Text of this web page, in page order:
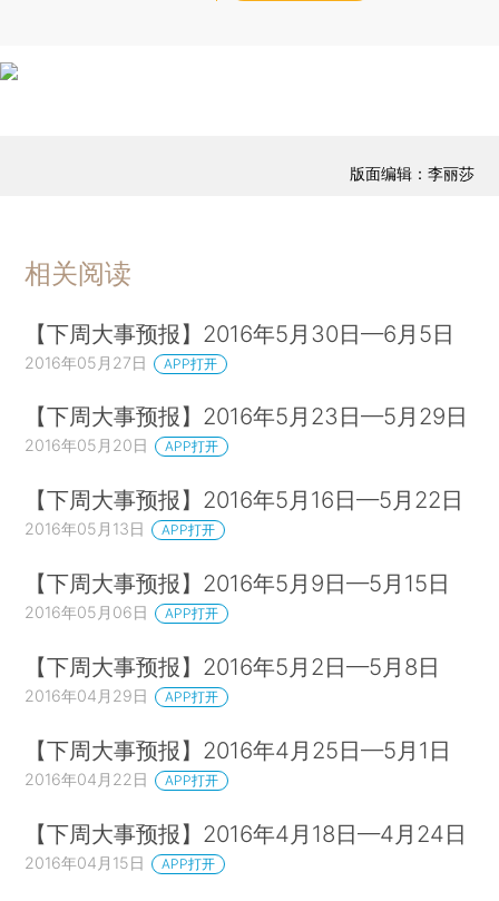
版面编辑：李丽莎
相关阅读
【下周大事预报】2016年5月30日—6月5日
2016年05月27日 APP打开
【下周大事预报】2016年5月23日—5月29日
2016年05月20日 APP打开
【下周大事预报】2016年5月16日—5月22日
2016年05月13日 APP打开
【下周大事预报】2016年5月9日—5月15日
2016年05月06日 APP打开
【下周大事预报】2016年5月2日—5月8日
2016年04月29日 APP打开
【下周大事预报】2016年4月25日—5月1日
2016年04月22日 APP打开
【下周大事预报】2016年4月18日—4月24日
2016年04月15日 APP打开